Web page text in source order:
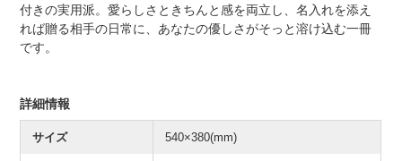
付きの実用派。愛らしさときちんと感を両立し、名入れを添え
れば贈る相手の日常に、あなたの優しさがそっと溶け込む一冊
です。
詳細情報
サイズ 540×380(mm)